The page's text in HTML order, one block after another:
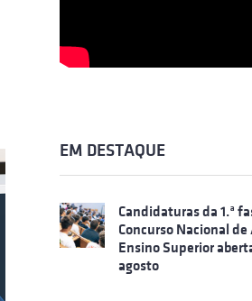
EM DESTAQUE
Candidaturas da 1.ª
Concurso Nacional de
Ensino Superior
agosto